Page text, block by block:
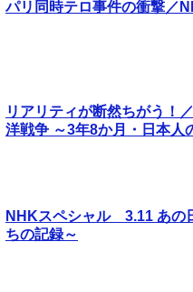
パリ同時テロ事件の衝撃／
リアリティが断然ちがう！
洋戦争 ～3年8か月・日本人
NHKスペシャル 3.11 あの
ちの記録～